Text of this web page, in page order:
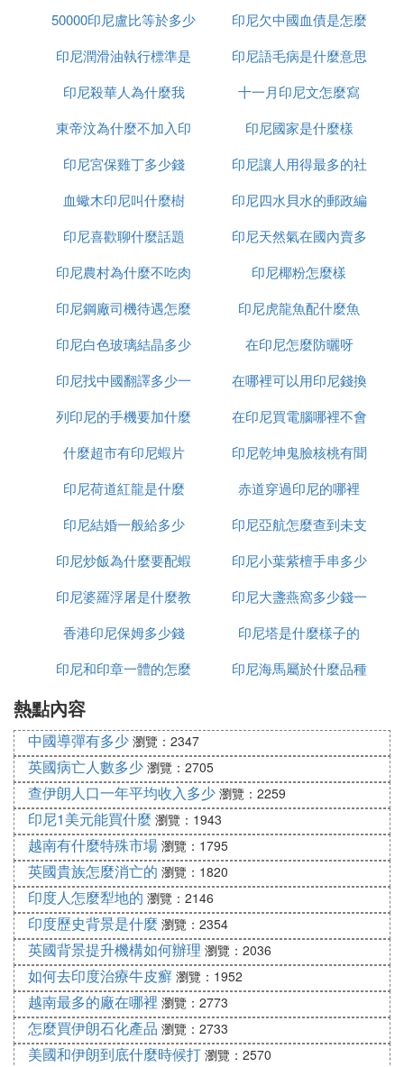
50000印尼盧比等於多少
人民幣
印尼欠中國血債是怎麼
回事
印尼潤滑油執行標準是
什麼
印尼語毛病是什麼意思
印尼殺華人為什麼我
十一月印尼文怎麼寫
東帝汶為什麼不加入印
尼
印尼國家是什麼樣
印尼宮保雞丁多少錢
印尼讓人用得最多的社
交軟體是什麼意思
血蠍木印尼叫什麼樹
印尼四水貝水的郵政編
碼是多少
印尼喜歡聊什麼話題
印尼天然氣在國內賣多
少錢
印尼農村為什麼不吃肉
印尼椰粉怎麼樣
印尼鋼廠司機待遇怎麼
樣
印尼虎龍魚配什麼魚
印尼白色玻璃結晶多少
錢一平方
在印尼怎麼防曬呀
印尼找中國翻譯多少一
天
在哪裡可以用印尼錢換
人民幣
列印尼的手機要加什麼
在印尼買電腦哪裡不會
受騙
什麼超市有印尼蝦片
印尼乾坤鬼臉核桃有聞
怎麼處理
印尼荷道紅龍是什麼
赤道穿過印尼的哪裡
印尼結婚一般給多少
印尼亞航怎麼查到未支
付訂單
印尼炒飯為什麼要配蝦
片
印尼小葉紫檀手串多少
錢
印尼婆羅浮屠是什麼教
印尼大盞燕窩多少錢一
克
香港印尼保姆多少錢
印尼塔是什麼樣子的
印尼和印章一體的怎麼
印尼海馬屬於什麼品種
熱點內容
中國導彈有多少 瀏覽：2347
英國病亡人數多少 瀏覽：2705
查伊朗人口一年平均收入多少 瀏覽：2259
印尼1美元能買什麼 瀏覽：1943
越南有什麼特殊市場 瀏覽：1795
英國貴族怎麼消亡的 瀏覽：1820
印度人怎麼犁地的 瀏覽：2146
印度歷史背景是什麼 瀏覽：2354
英國背景提升機構如何辦理 瀏覽：2036
如何去印度治療牛皮癬 瀏覽：1952
越南最多的廠在哪裡 瀏覽：2773
怎麼買伊朗石化產品 瀏覽：2733
美國和伊朗到底什麼時候打 瀏覽：2570